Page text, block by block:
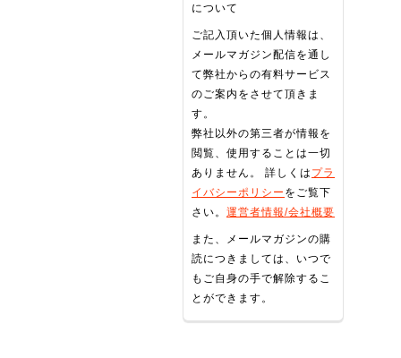
について
ご記入頂いた個人情報は、
メールマガジン配信を通し
て弊社からの有料サービス
のご案内をさせて頂きま
す。
弊社以外の第三者が情報を
閲覧、使用することは一切
ありません。 詳しくは プラ
イバシーポリシー をご覧下
さい。 運営者情報/会社概要
また、メールマガジンの購
読につきましては、いつで
もご自身の手で解除するこ
とができます。